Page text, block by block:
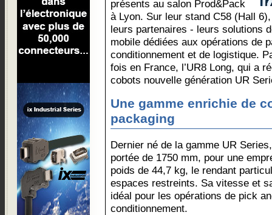
présents au salon Prod&Pack
à Lyon. Sur leur stand C58 (Hall
leurs partenaires - leurs solutions
mobile dédiées aux opérations de
conditionnement et de logistique.
fois en France, l’UR8 Long, qui a
cobots nouvelle génération UR
Une gamme enrichie de
packaging
Dernier né de la gamme UR
portée de 1750 mm, pour une
poids de 44,7 kg, le rendant
espaces restreints. Sa vitesse et
idéal pour les opérations de pick
conditionnement.